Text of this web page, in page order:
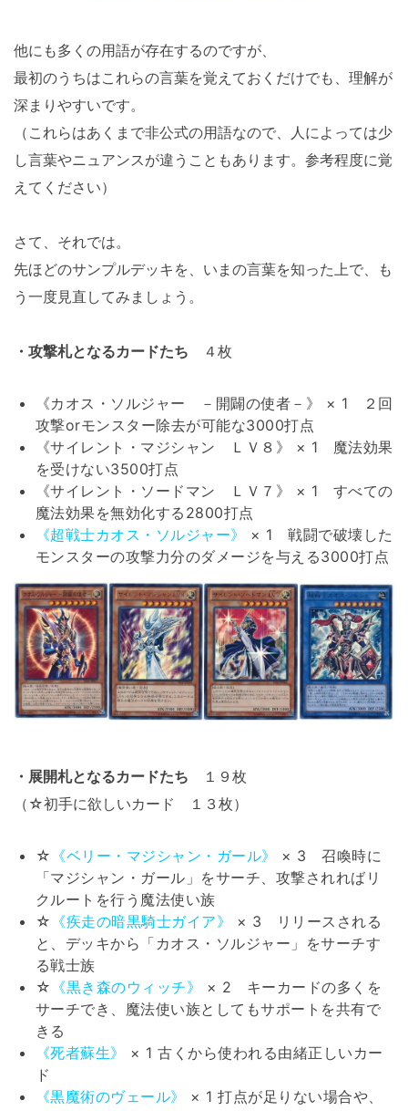
他にも多くの用語が存在するのですが、
最初のうちはこれらの言葉を覚えておくだけでも、理解が
深まりやすいです。
（これらはあくまで非公式の用語なので、人によっては少
し言葉やニュアンスが違うこともあります。参考程度に覚
えてください）
さて、それでは。
先ほどのサンプルデッキを、いまの言葉を知った上で、も
う一度見直してみましょう。
・攻撃札となるカードたち ４枚
《カオス・ソルジャー －開闢の使者－》 × 1 ２回
攻撃orモンスター除去が可能な3000打点
《サイレント・マジシャン ＬＶ８》 × 1 魔法効果
を受けない3500打点
《サイレント・ソードマン ＬＶ７》 × 1 すべての
魔法効果を無効化する2800打点
《超戦士カオス・ソルジャー》
× 1 戦闘で破壊した
モンスターの攻撃力分のダメージを与える3000打点
・展開札となるカードたち １９枚
（☆初手に欲しいカード １３枚）
☆ 《ベリー・マジシャン・ガール》
× 3 召喚時に
「マジシャン・ガール」をサーチ、攻撃されればリ
クルートを行う魔法使い族
☆ 《疾走の暗黒騎士ガイア》
× 3 リリースされる
と、デッキから「カオス・ソルジャー」をサーチす
る戦士族
☆ 《黒き森のウィッチ》
× 2 キーカードの多くを
サーチでき、魔法使い族としてもサポートを共有で
きる
《死者蘇生》
× 1 古くから使われる由緒正しいカー
ド
《黒魔術のヴェール》
× 1 打点が足りない場合や、